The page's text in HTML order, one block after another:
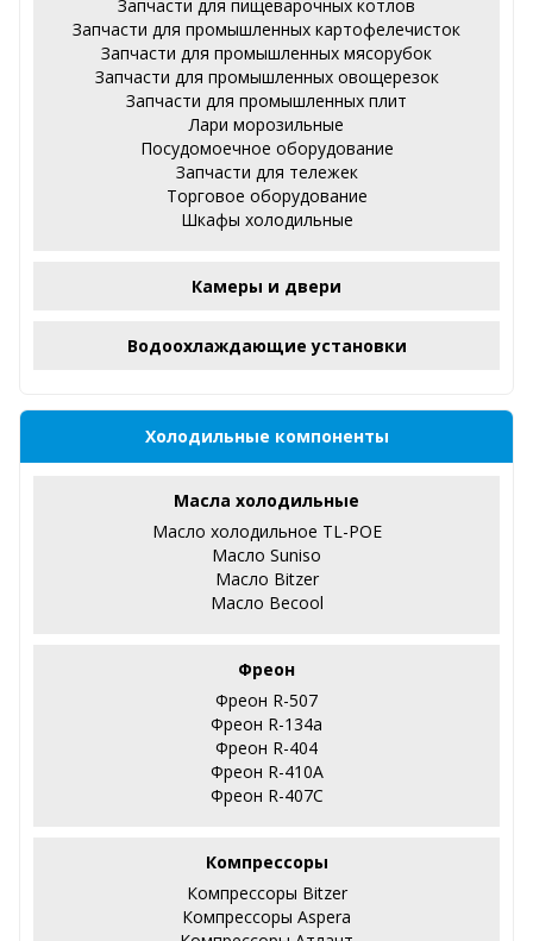
Запчасти для пищеварочных котлов
Запчасти для промышленных картофелечисток
Запчасти для промышленных мясорубок
Запчасти для промышленных овощерезок
Запчасти для промышленных плит
Лари морозильные
Посудомоечное оборудование
Запчасти для тележек
Торговое оборудование
Шкафы холодильные
Камеры и двери
Водоохлаждающие установки
Холодильные компоненты
Масла холодильные
Масло холодильное TL-POE
Масло Suniso
Масло Bitzer
Масло Becool
Фреон
Фреон R-507
Фреон R-134a
Фреон R-404
Фреон R-410А
Фреон R-407С
Компрессоры
Компрессоры Bitzer
Компрессоры Aspera